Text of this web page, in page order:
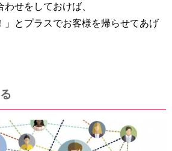
せをしておけば、
」とプラスでお客様を帰らせてあげ